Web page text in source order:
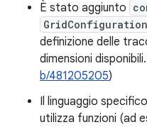
È stato aggiunto
definizione delle
dimensioni
b/481205205)
Il linguaggio
utilizza funzioni (ad